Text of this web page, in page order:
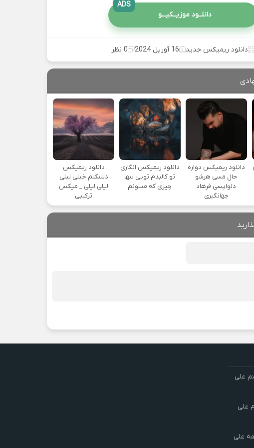
دانلــود موزیــکیـــو
ADS
دانلود ریمیکس جدید 16 آوریل 2024 0 نظر
دانلود ریمیکس دواره
حال مسی هرشو
دلواپسی فرهاد
جهانگیری
دانلود ریمیکس انگاری
تو کالبدم تویی تنها
چیزی که میتونم
دانلود ریمیکس
دلتنگتم خیلی لیلی
لیلی لیلی _ میکس
ترکیبی
علی
علی
علی